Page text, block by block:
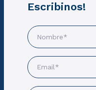
Escribinos!